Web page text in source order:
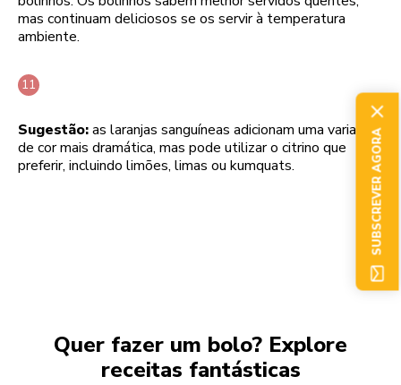
mas continuam deliciosos se os servir à temperatura
ambiente.
Sugestão:as laranjas sanguíneas adicionam uma variação
de cor mais dramática, mas pode utilizar o citrino que
preferir, incluindo limões, limas ou kumquats.
Quer fazer um bolo? Explore
receitas fantásticas
SUBSCREVER AGORA